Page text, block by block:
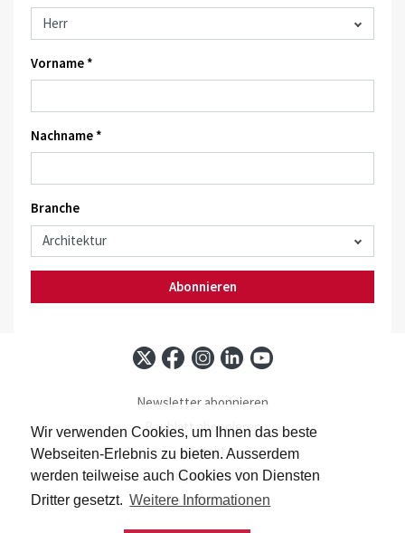
Wir verwenden Cookies, um Ihnen das beste
Webseiten-Erlebnis zu bieten. Ausserdem
werden teilweise auch Cookies von Diensten
Dritter gesetzt. Weitere Informationen
Vorname *
Nachname *
Branche
Abonnieren
Newsletter abonnieren
Baublatt abonnieren
Kontakt
Impressum
Datenschutz